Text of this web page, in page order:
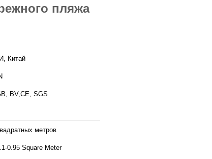
пляжа
Китай
BV,CE, SGS
метров
0.95 Square Meter